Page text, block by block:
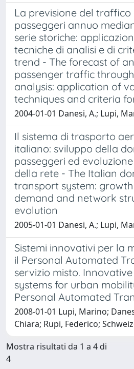
La previsione del
passeggeri annuo
serie storiche:
tecniche di analisi e di
trend - The forecast of
passenger traffic
analysis: application of
techniques and criteria
2004-01-01 Danesi, A.; Lupi,
Il sistema di trasporto
italiano: sviluppo della
passeggeri ed
della rete - The Italian
transport system:
demand and network
evolution
2005-01-01 Danesi, A.; Lupi,
Sistemi innovativi per la
il Personal Automated
servizio misto.
systems for urban
Personal Automated
2008-01-01 Lupi, Marino;
Chiara; Rupi, Federico;
Mostra risultati da 1 a 4 di
4